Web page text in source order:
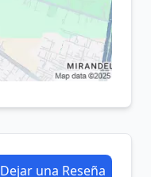
Dejar una Reseña